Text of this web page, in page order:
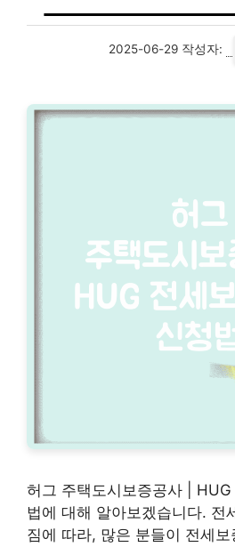
2025-06-29 작성자:
허그 주택도시보증공사 |
법에 대해 알아보겠습니다. 전
짐에 따라, 많은 분들이 전세